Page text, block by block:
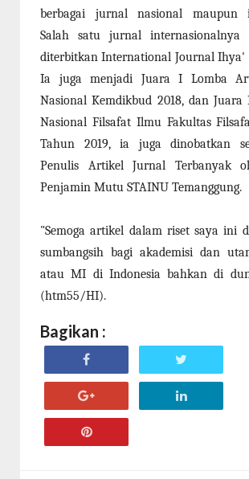
berbagai jurnal nasional maupun
Salah satu jurnal internasionalnya
diterbitkan International Journal Ihya'
Ia juga menjadi Juara I Lomba
Nasional Kemdikbud 2018, dan Juara
Nasional Filsafat Ilmu Fakultas
Tahun 2019, ia juga dinobatkan
Penulis Artikel Jurnal Terbanyak
Penjamin Mutu STAINU Temanggung.
"Semoga artikel dalam riset saya ini
sumbangsih bagi akademisi dan
atau MI di Indonesia bahkan di
(htm55/HI).
Bagikan :